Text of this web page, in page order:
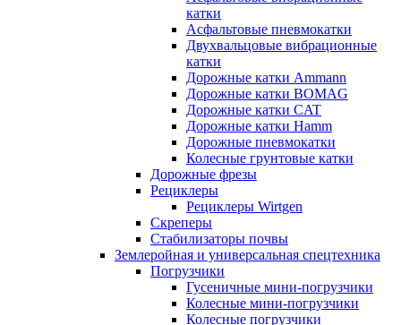
катки
Асфальтовые пневмокатки
Двухвальцовые вибрационные
катки
Дорожные катки Ammann
Дорожные катки BOMAG
Дорожные катки CAT
Дорожные катки Hamm
Дорожные пневмокатки
Колесные грунтовые катки
Дорожные фрезы
Рециклеры
Рециклеры Wirtgen
Скреперы
Стабилизаторы почвы
Землеройная и универсальная спецтехника
Погрузчики
Гусеничные мини-погрузчики
Колесные мини-погрузчики
Колесные погрузчики